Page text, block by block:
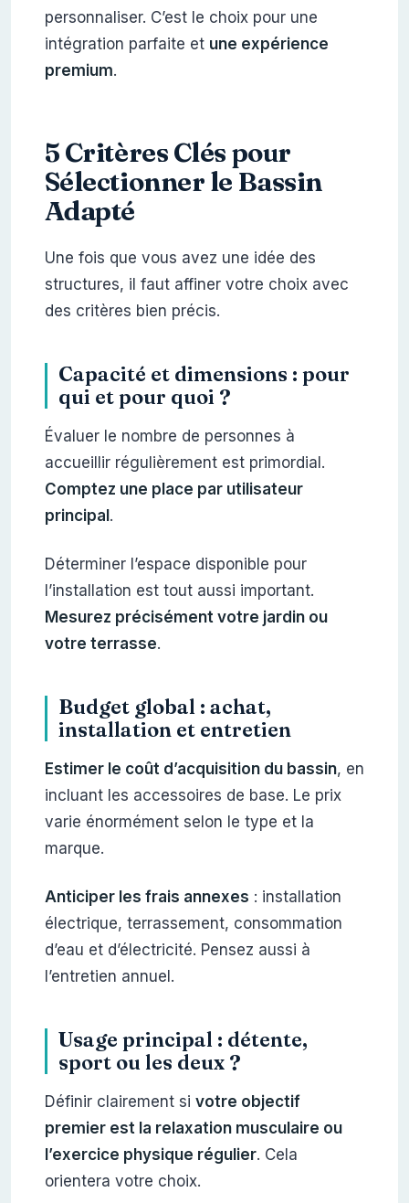
personnaliser. C’est le choix pour une
intégration parfaite et une expérience
premium.
5 Critères Clés pour
Sélectionner le Bassin
Adapté
Une fois que vous avez une idée des
structures, il faut affiner votre choix avec
des critères bien précis.
Capacité et dimensions : pour
qui et pour quoi ?
Évaluer le nombre de personnes à
accueillir régulièrement est primordial.
Comptez une place par utilisateur
principal.
Déterminer l’espace disponible pour
l’installation est tout aussi important.
Mesurez précisément votre jardin ou
votre terrasse.
Budget global : achat,
installation et entretien
Estimer le coût d’acquisition du bassin, en
incluant les accessoires de base. Le prix
varie énormément selon le type et la
marque.
Anticiper les frais annexes : installation
électrique, terrassement, consommation
d’eau et d’électricité. Pensez aussi à
l’entretien annuel.
Usage principal : détente,
sport ou les deux ?
Définir clairement si votre objectif
premier est la relaxation musculaire ou
l’exercice physique régulier. Cela
orientera votre choix.